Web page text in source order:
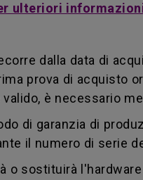
ulteriori
dalla data di
prova di acquisto
è necessario
di garanzia di
il numero di serie
o sostituirà